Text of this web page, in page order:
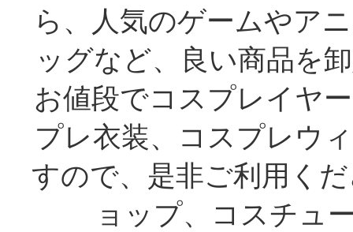
ら、人気のゲームやア
ッグなど、良い商品を
お値段でコスプレイヤ
プレ衣装、コスプレウ
すので、是非ご利用く
ョップ、コスチュ